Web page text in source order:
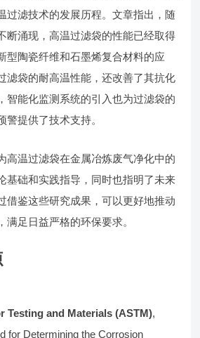
过滤技术的发展历程。文章指出，随
断涌现，高温过滤袋的性能已经取得
型陶瓷纤维和石墨烯复合材料的应
滤袋的耐高温性能，还改善了其抗化
智能化监测系统的引入也为过滤袋的
警提供了技术支持。
高温过滤袋在金属冶炼废气净化中的
基础和实践指导，同时也指明了未来
借鉴这些研究成果，可以更好地推动
满足日益严格的环保要求。
Testing and Materials (ASTM),
for Determining the Corrosion